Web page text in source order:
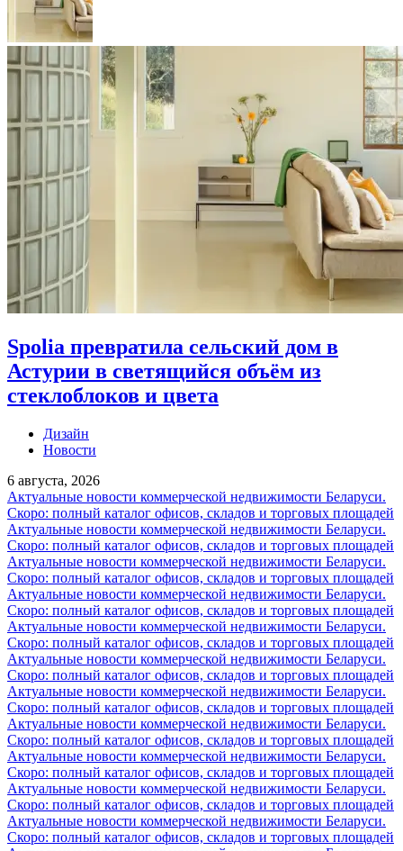
Spolia превратила сельский дом в
Астурии в светящийся объём из
стеклоблоков и цвета
Дизайн
Новости
6 августа, 2026
Актуальные новости коммерческой недвижимости Беларуси.
Скоро: полный каталог офисов, складов и торговых площадей
Актуальные новости коммерческой недвижимости Беларуси.
Скоро: полный каталог офисов, складов и торговых площадей
Актуальные новости коммерческой недвижимости Беларуси.
Скоро: полный каталог офисов, складов и торговых площадей
Актуальные новости коммерческой недвижимости Беларуси.
Скоро: полный каталог офисов, складов и торговых площадей
Актуальные новости коммерческой недвижимости Беларуси.
Скоро: полный каталог офисов, складов и торговых площадей
Актуальные новости коммерческой недвижимости Беларуси.
Скоро: полный каталог офисов, складов и торговых площадей
Актуальные новости коммерческой недвижимости Беларуси.
Скоро: полный каталог офисов, складов и торговых площадей
Актуальные новости коммерческой недвижимости Беларуси.
Скоро: полный каталог офисов, складов и торговых площадей
Актуальные новости коммерческой недвижимости Беларуси.
Скоро: полный каталог офисов, складов и торговых площадей
Актуальные новости коммерческой недвижимости Беларуси.
Скоро: полный каталог офисов, складов и торговых площадей
Актуальные новости коммерческой недвижимости Беларуси.
Скоро: полный каталог офисов, складов и торговых площадей